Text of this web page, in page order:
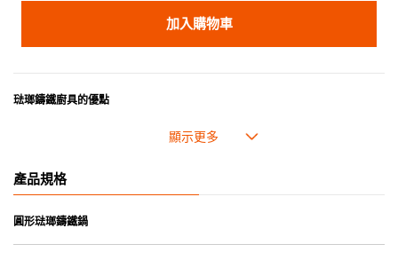
加入購物車
琺瑯鑄鐵廚具的優點
• 琺瑯鑄鐵傳熱性均勻，不會產生過熱點。
• 重身的鍋蓋能有助防止蒸氣溜走,易於 保持食物的原汁原味。
• 琺瑯抗酸鹼，不會殘留氣味，安全衛生。
產品規格
圓形琺瑯鑄鐵鍋